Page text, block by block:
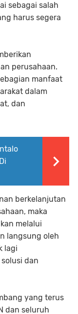
sebagai salah
harus segera
perusahaan.
manfaat
dalam
dan
berkelanjutan
maka
melalui
langsung oleh
lagi
dan
yang terus
dan seluruh